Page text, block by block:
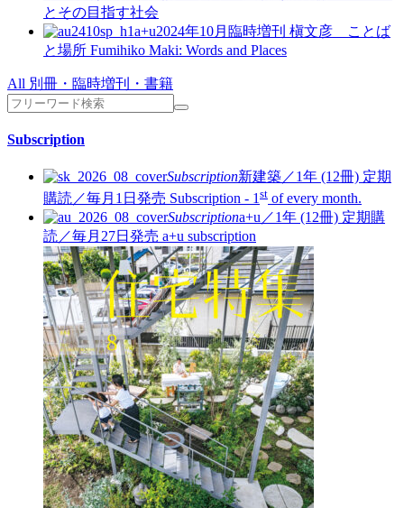
とその目指す社会
a+u2024年10月臨時増刊 槇文彦 ことば
と場所 Fumihiko Maki: Words and Places
All 別冊・臨時増刊・書籍
Subscription
Subscription新建築／1年 (12冊) 定期
購読／毎月1日発売 Subscription - 1 st of every month.
Subscriptiona+u／1年 (12冊) 定期購
読／毎月27日発売 a+u subscription